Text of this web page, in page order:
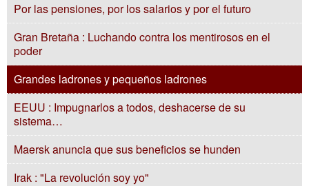
Por las pensiones, por los salarios y por el futuro
Gran Bretaña : Luchando contra los mentirosos en el
poder
Grandes ladrones y pequeños ladrones
EEUU : Impugnarlos a todos, deshacerse de su
sistema…
Maersk anuncia que sus beneficios se hunden
Irak : "La revolución soy yo"